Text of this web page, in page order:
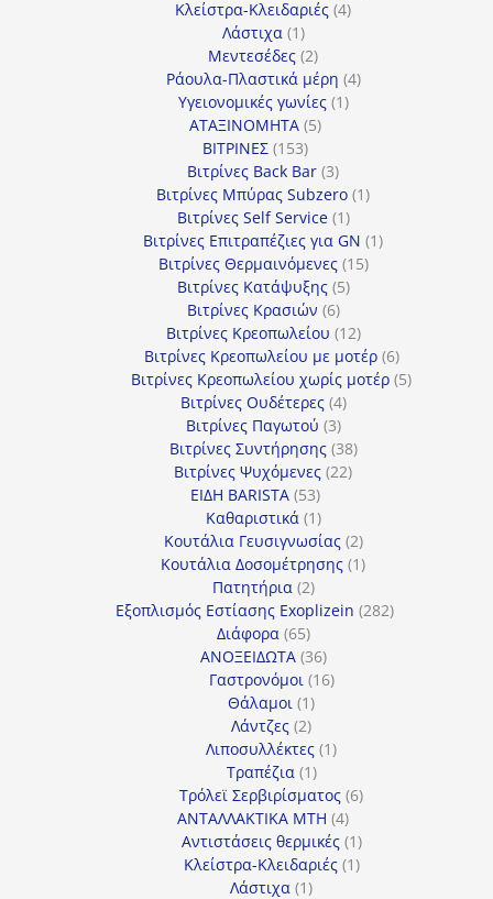
Κλείστρα-Κλειδαριές 44
Λάστιχα 11
προϊόν
Μεντεσέδες 22
προϊόντα
Ράουλα-Πλαστικά μέρη 44
Υγειονομικές γωνίες 11
ΑΤΑΞΙΝΟΜΗΤΑ 55
ΒΙΤΡΙΝΕΣ 153153
προϊόντα
Βιτρίνες Back Bar 33
προϊόντα
Βιτρίνες Mπύρας Subzero 11
Βιτρίνες Self Service 11
προϊόν
Βιτρίνες Επιτραπέζιες για GN 11
Βιτρίνες Θερμαινόμενες 1515
Βιτρίνες Κατάψυξης 55
Βιτρίνες Κρασιών 66
προϊόντα
Βιτρίνες Κρεοπωλείου 1212
προϊόντα
Βιτρίνες Κρεοπωλείου με μοτέρ 66
προϊόντα
Βιτρίνες Κρεοπωλείου χωρίς μοτέρ 55
Βιτρίνες Ουδέτερες 44
προϊόντα
Βιτρίνες Παγωτού 33
προϊόντα
Βιτρίνες Συντήρησης 3838
προϊόντα
Βιτρίνες Ψυχόμενες 2222
ΕΙΔΗ BARISTA 5353
προϊόντα
Καθαριστικά 11
προϊόν
Κουτάλια Γευσιγνωσίας 22
προϊόντα
Κουτάλια Δοσομέτρησης 11
Πατητήρια 22
προϊόντα
Εξοπλισμός Εστίασης Exoplizein 282282
Διάφορα 6565
προϊόντα
ΑΝΟΞΕΙΔΩΤΑ 3636
προϊόντα
Γαστρονόμοι 1616
Θάλαμοι 11
προϊόν
Λάντζες 22
προϊόντα
Λιποσυλλέκτες 11
Τραπέζια 11
προϊόν
Τρόλεϊ Σερβιρίσματος 66
ΑΝΤΑΛΛΑΚΤΙΚΑ MTH 44
προϊόντα
Αντιστάσεις θερμικές 11
προϊόν
Κλείστρα-Κλειδαριές 11
Λάστιχα 11